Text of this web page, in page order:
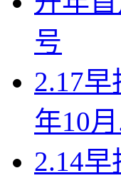
号
2.17
年10
2.14